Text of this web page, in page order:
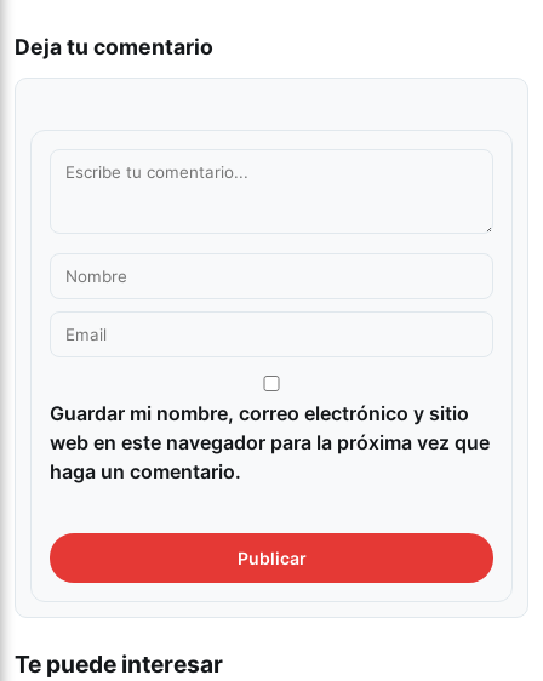
Deja tu comentario
Guardar mi nombre, correo electrónico y sitio
web en este navegador para la próxima vez que
haga un comentario.
Te puede interesar